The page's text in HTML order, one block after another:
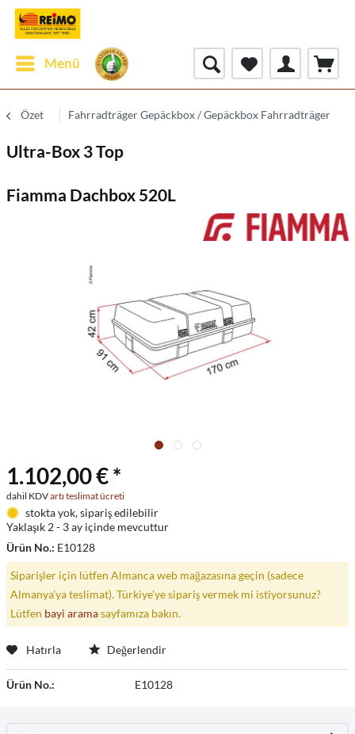
Menü
Özet Fahrradträger Gepäckbox / Gepäckbox Fahrradträger
Ultra-Box 3 Top
Fiamma Dachbox 520L
1.102,00 € *
dahil KDVartı teslimat ücreti
stokta yok, sipariş edilebilir
Yaklaşık 2 - 3 ay içinde mevcuttur
Ürün No.: E10128
Siparişler için lütfen Almanca web mağazasına geçin (sadece
Almanya'ya teslimat). Türkiye'ye sipariş vermek mi istiyorsunuz?
Lütfen bayi aramasayfamıza bakın.
Hatırla Değerlendir
Ürün No.: E10128